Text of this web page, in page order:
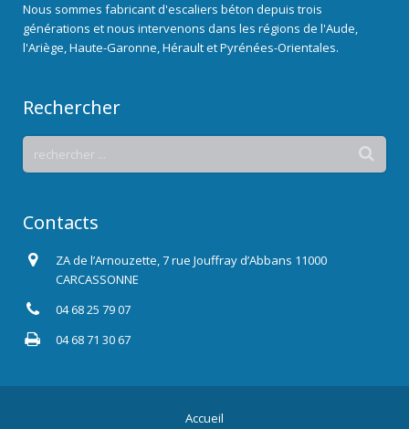
Nous sommes fabricant d'escaliers béton depuis trois
générations et nous intervenons dans les régions de l'Aude,
l'Ariège, Haute-Garonne, Hérault et Pyrénées-Orientales.
Rechercher
Contacts
ZA de l’Arnouzette, 7 rue Jouffray d’Abbans 11000
CARCASSONNE
04 68 25 79 07
04 68 71 30 67
Accueil